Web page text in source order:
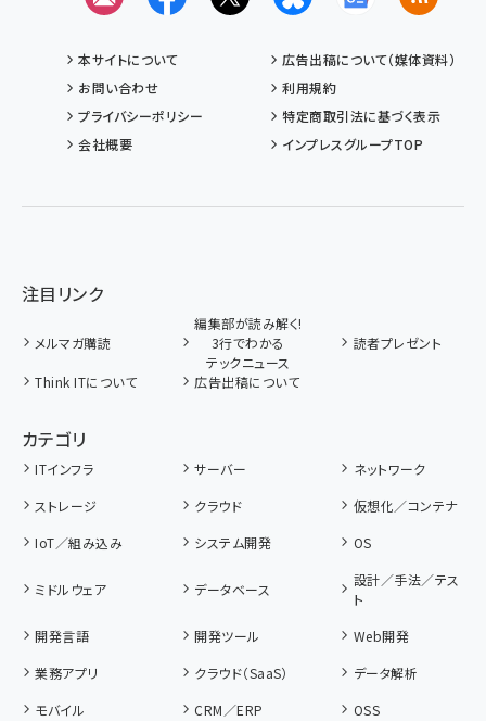
本サイトについて
広告出稿について（媒体資料）
お問い合わせ
利用規約
プライバシーポリシー
特定商取引法に基づく表示
会社概要
インプレスグループTOP
注目リンク
メルマガ購読
編集部が読み解く!
3行でわかる
テックニュース
読者プレゼント
Think ITについて 広告出稿について
カテゴリ
ITインフラ サーバー
ネットワーク
ストレージ
クラウド
仮想化／コンテナ
IoT／組み込み
システム開発 OS
ミドルウェア データベース
設計／手法／テス
ト
開発言語
開発ツール
Web開発
業務アプリ
クラウド（SaaS）
データ解析
モバイル
CRM／ERP
OSS